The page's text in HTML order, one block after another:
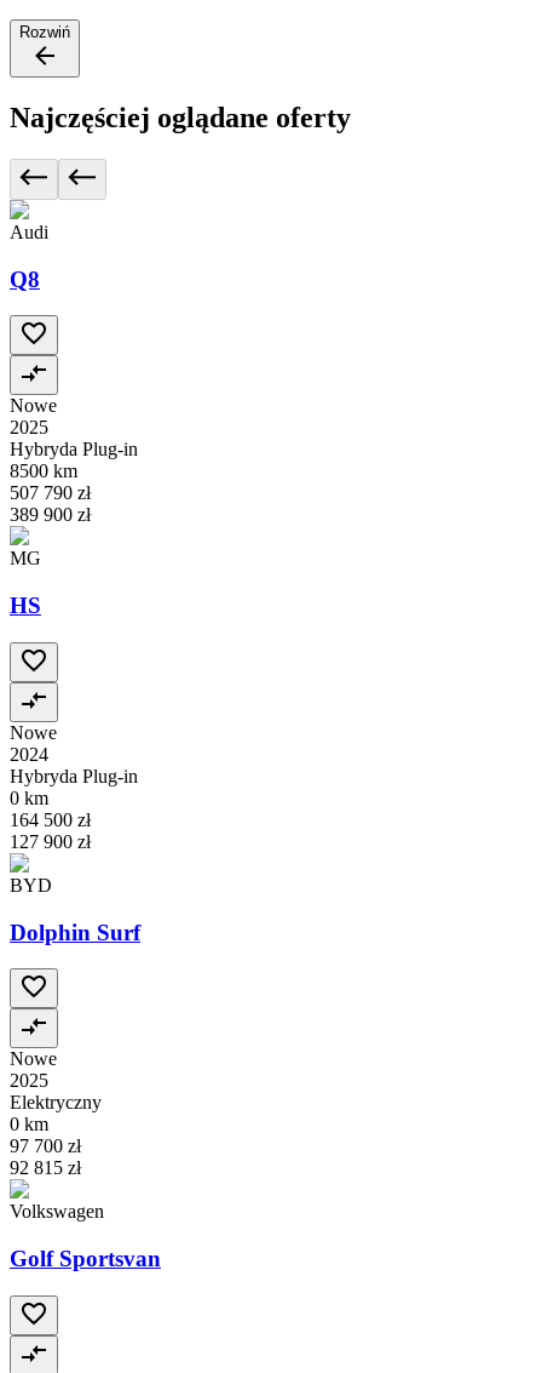
Rozwiń
Najczęściej oglądane oferty
Audi
Q8
Nowe
2025
Hybryda Plug-in
8500 km
507 790 zł
389 900 zł
MG
HS
Nowe
2024
Hybryda Plug-in
0 km
164 500 zł
127 900 zł
BYD
Dolphin Surf
Nowe
2025
Elektryczny
0 km
97 700 zł
92 815 zł
Volkswagen
Golf Sportsvan